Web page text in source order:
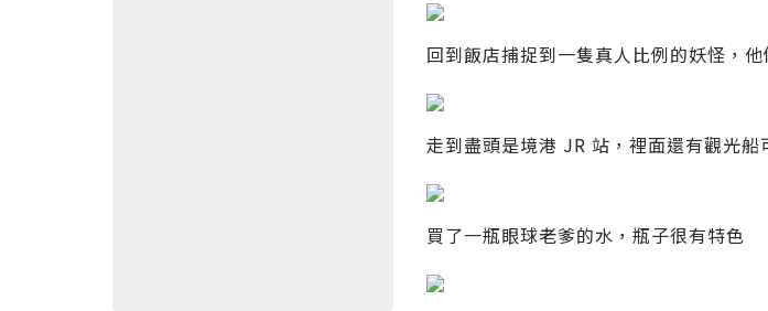
回到飯店捕捉到一隻真人比例的妖怪，
走到盡頭是境港 JR 站，裡面還有觀光
買了一瓶眼球老爹的水，瓶子很有特色